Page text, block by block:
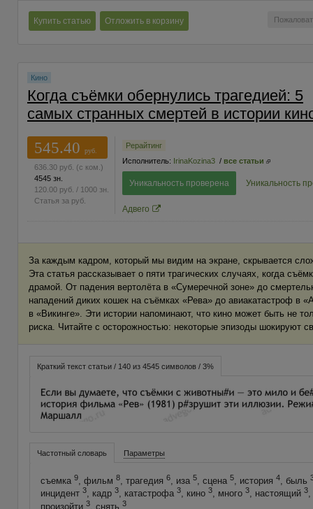
Купить статью Отложить в корзину
Кино
Когда съёмки обернулись трагедией: 5
самых странных смертей в истории
545.40
руб.
636.30 руб. (с ком.)
4545 зн.
120.00 руб. / 1000 зн.
Статья за руб.
Рерайтинг
Исполнитель: IrinaKozina3 / все статьи
Уникальность проверена Уникальность
Адвего
За каждым кадром, который мы видим на экране, скрывается
Эта статья рассказывает о пяти трагических случаях, когда
драмой. От падения вертолёта в «Сумеречной зоне» до
нападений диких кошек на съёмках «Рева» до авиакатастроф в
в «Викинге». Эти истории напоминают, что кино может быть не
риска. Читайте с осторожностью: некоторые эпизоды шокируют
Краткий текст статьи / 140 из 4545 символов / 3%
Частотный словарь Параметры
съемка 9, фильм 8, трагедия 6, иза 5, сцена 5, история 4, быль
инцидент 3, кадр 3, катастрофа 3, кино 3, много 3, настоящий 3,
произойти 3, снять 3